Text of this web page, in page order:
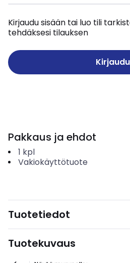
Kirjaudu sisään tai luo tili
tehdäksesi tilauksen
Kirjaudu
Pakkaus ja ehdot
1 kpl
Vakiokäyttötuote
Tuotetiedot
Tuotekuvaus